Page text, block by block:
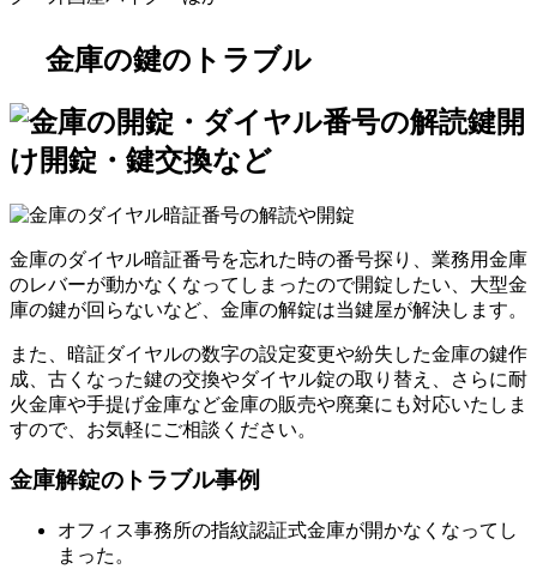
金庫の鍵のトラブル
鍵開
け開錠・鍵交換など
金庫のダイヤル暗証番号を忘れた時の番号探り、業務用金庫
のレバーが動かなくなってしまったので開錠したい、大型金
庫の鍵が回らないなど、金庫の解錠は当鍵屋が解決します。
また、暗証ダイヤルの数字の設定変更や紛失した金庫の鍵作
成、古くなった鍵の交換やダイヤル錠の取り替え、さらに耐
火金庫や手提げ金庫など金庫の販売や廃棄にも対応いたしま
すので、お気軽にご相談ください。
金庫解錠のトラブル事例
オフィス事務所の指紋認証式金庫が開かなくなってし
まった。